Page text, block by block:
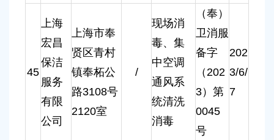
45
上海
宏昌
保洁
服务
有限
公司
上海市奉
贤区青村
镇奉柘公
路3108号
2120室
/
现场消
毒、集
中空调
通风系
统清洗
消毒
（奉）
卫消服
备字
（202
3）第
0045
号
202
3/6/
7